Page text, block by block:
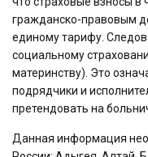
гражданско-правовым
единому тарифу.
социальному
материнству). Это
подрядчики и
претендовать на
Данная информация